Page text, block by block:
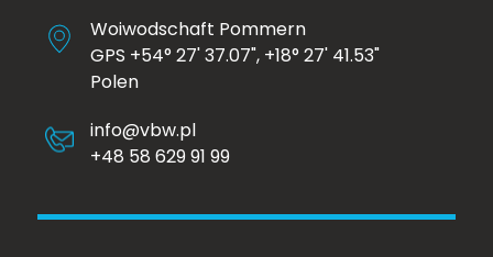
81-571 Gdynia
Woiwodschaft Pommern
Polen
+48 58 629 91 99